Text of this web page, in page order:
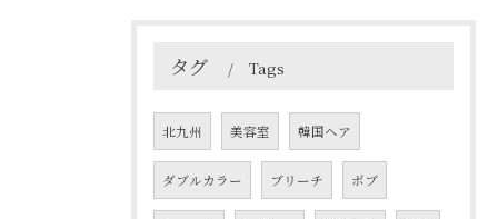
タグ Tags
北九州 美容室 韓国ヘア
ダブルカラー ブリーチ ボブ